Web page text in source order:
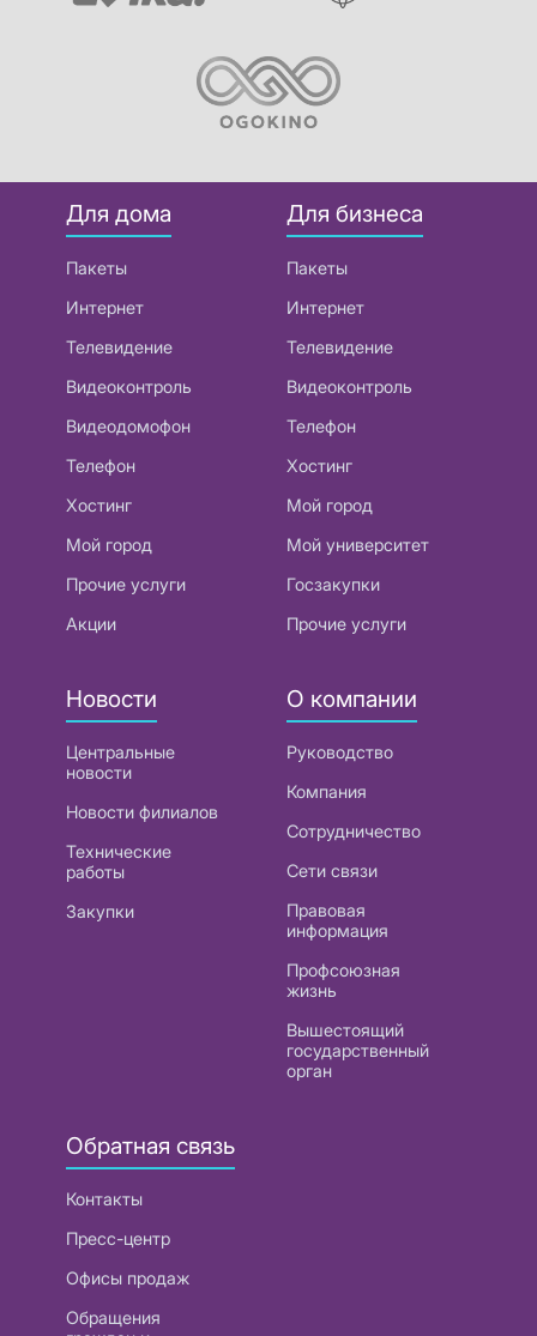
Для дома
Пакеты
Интернет
Телевидение
Видеоконтроль
Видеодомофон
Телефон
Хостинг
Мой город
Прочие услуги
Акции
Для бизнеса
Пакеты
Интернет
Телевидение
Видеоконтроль
Телефон
Хостинг
Мой город
Мой университет
Госзакупки
Прочие услуги
Новости
Центральные
новости
Новости филиалов
Технические
работы
Закупки
О компании
Руководство
Компания
Сотрудничество
Сети связи
Правовая
информация
Профсоюзная
жизнь
Вышестоящий
государственный
орган
Обратная связь
Контакты
Пресс-центр
Офисы продаж
Обращения